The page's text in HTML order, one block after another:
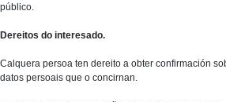
público.
Dereitos do interesado.
Calquera persoa ten dereito a obter confirmación
datos persoais que o concirnan.